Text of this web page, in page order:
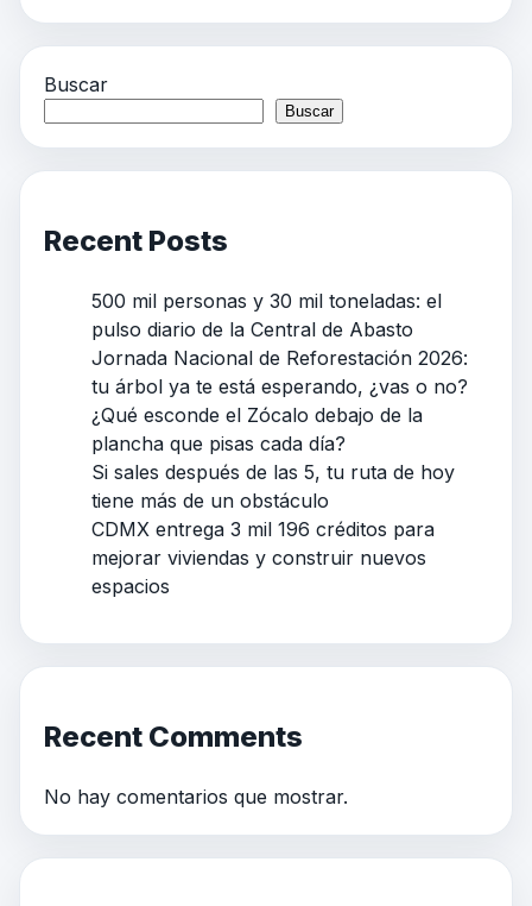
Buscar
Buscar
Recent Posts
500 mil personas y 30 mil toneladas: el
pulso diario de la Central de Abasto
Jornada Nacional de Reforestación 2026:
tu árbol ya te está esperando, ¿vas o no?
¿Qué esconde el Zócalo debajo de la
plancha que pisas cada día?
Si sales después de las 5, tu ruta de hoy
tiene más de un obstáculo
CDMX entrega 3 mil 196 créditos para
mejorar viviendas y construir nuevos
espacios
Recent Comments
No hay comentarios que mostrar.